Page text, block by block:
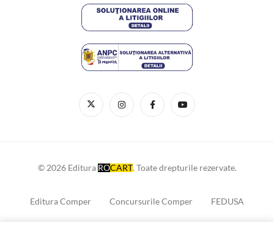
© 2026 Editura ROCART. Toate drepturile rezervate.
Editura Comper Concursurile Comper FEDUSA